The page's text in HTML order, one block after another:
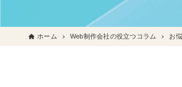
ホーム Web制作会社の役立つコラム お